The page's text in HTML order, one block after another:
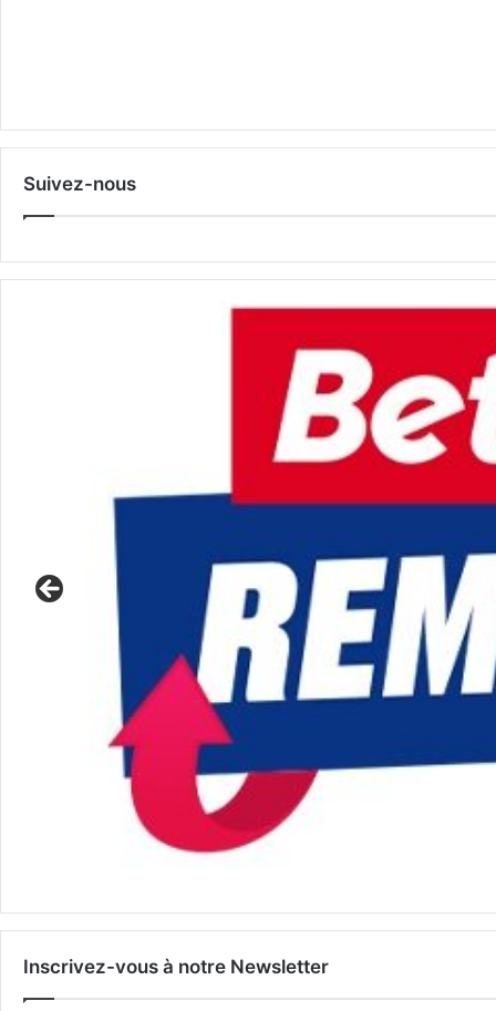
Suivez-nous
Inscrivez-vous à notre Newsletter